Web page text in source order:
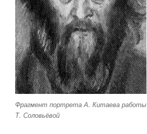
Фрагмент портрета А. Китаева работы
Т. Соловьёвой